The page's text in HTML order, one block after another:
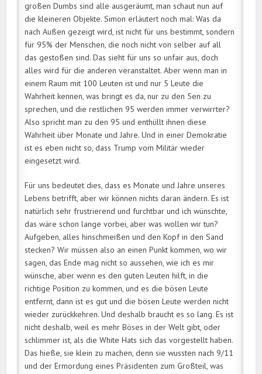
großen Dumbs sind alle ausgeräumt, man schaut nun auf
die kleineren Objekte. Simon erläutert noch mal: Was da
nach Außen gezeigt wird, ist nicht für uns bestimmt, sondern
für 95% der Menschen, die noch nicht von selber auf all
das gestoßen sind. Das sieht für uns so unfair aus, doch
alles wird für die anderen veranstaltet. Aber wenn man in
einem Raum mit 100 Leuten ist und nur 5 Leute die
Wahrheit kennen, was bringt es da, nur zu den 5en zu
sprechen, und die restlichen 95 werden immer verwirrter?
Also spricht man zu den 95 und enthüllt ihnen diese
Wahrheit über Monate und Jahre. Und in einer Demokratie
ist es eben nicht so, dass Trump vom Militär wieder
eingesetzt wird.
Für uns bedeutet dies, dass es Monate und Jahre unseres
Lebens betrifft, aber wir können nichts daran ändern. Es ist
natürlich sehr frustrierend und furchtbar und ich wünschte,
das wäre schon lange vorbei, aber was wollen wir tun?
Aufgeben, alles hinschmeißen und den Kopf in den Sand
stecken? Wir müssen also an einen Punkt kommen, wo wir
sagen, das Ende mag nicht so aussehen, wie ich es mir
wünsche, aber wenn es den guten Leuten hilft, in die
richtige Position zu kommen, und es die bösen Leute
entfernt, dann ist es gut und die bösen Leute werden nicht
wieder zurückkehren. Und deshalb braucht es so lang. Es ist
nicht deshalb, weil es mehr Böses in der Welt gibt, oder
schlimmer ist, als die White Hats sich das vorgestellt haben.
Das hieße, sie klein zu machen, denn sie wussten nach 9/11
und der Ermordung eines Präsidenten zum Großteil, was